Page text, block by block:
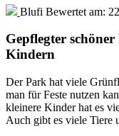
Blufi Bewertet am:
Gepflegter
Kindern
Der Park hat viele
man für Feste nutzen
kleinere Kinder hat es
Auch gibt es viele Tiere